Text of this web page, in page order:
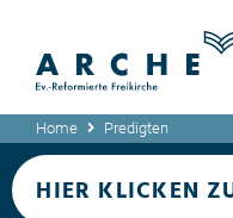
Home Predigten
HIER KLICKEN